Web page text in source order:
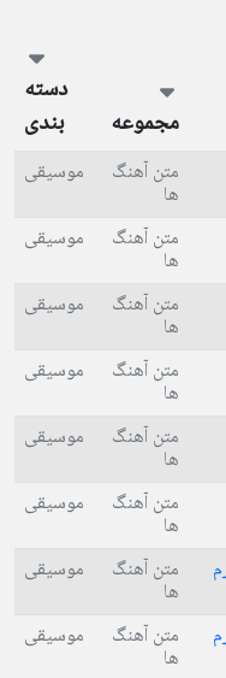
مجموعه
دسته
بندی
متن آهنگ
ها
موسیقی
متن آهنگ
ها
موسیقی
متن آهنگ
ها
موسیقی
متن آهنگ
ها
موسیقی
متن آهنگ
ها
موسیقی
متن آهنگ
ها
موسیقی
متن آهنگ
ها
موسیقی
متن آهنگ
ها
موسیقی